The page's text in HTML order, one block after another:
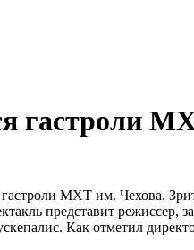
гастроли
МХТ им. Чехова.
представит режиссер,
Как отметил